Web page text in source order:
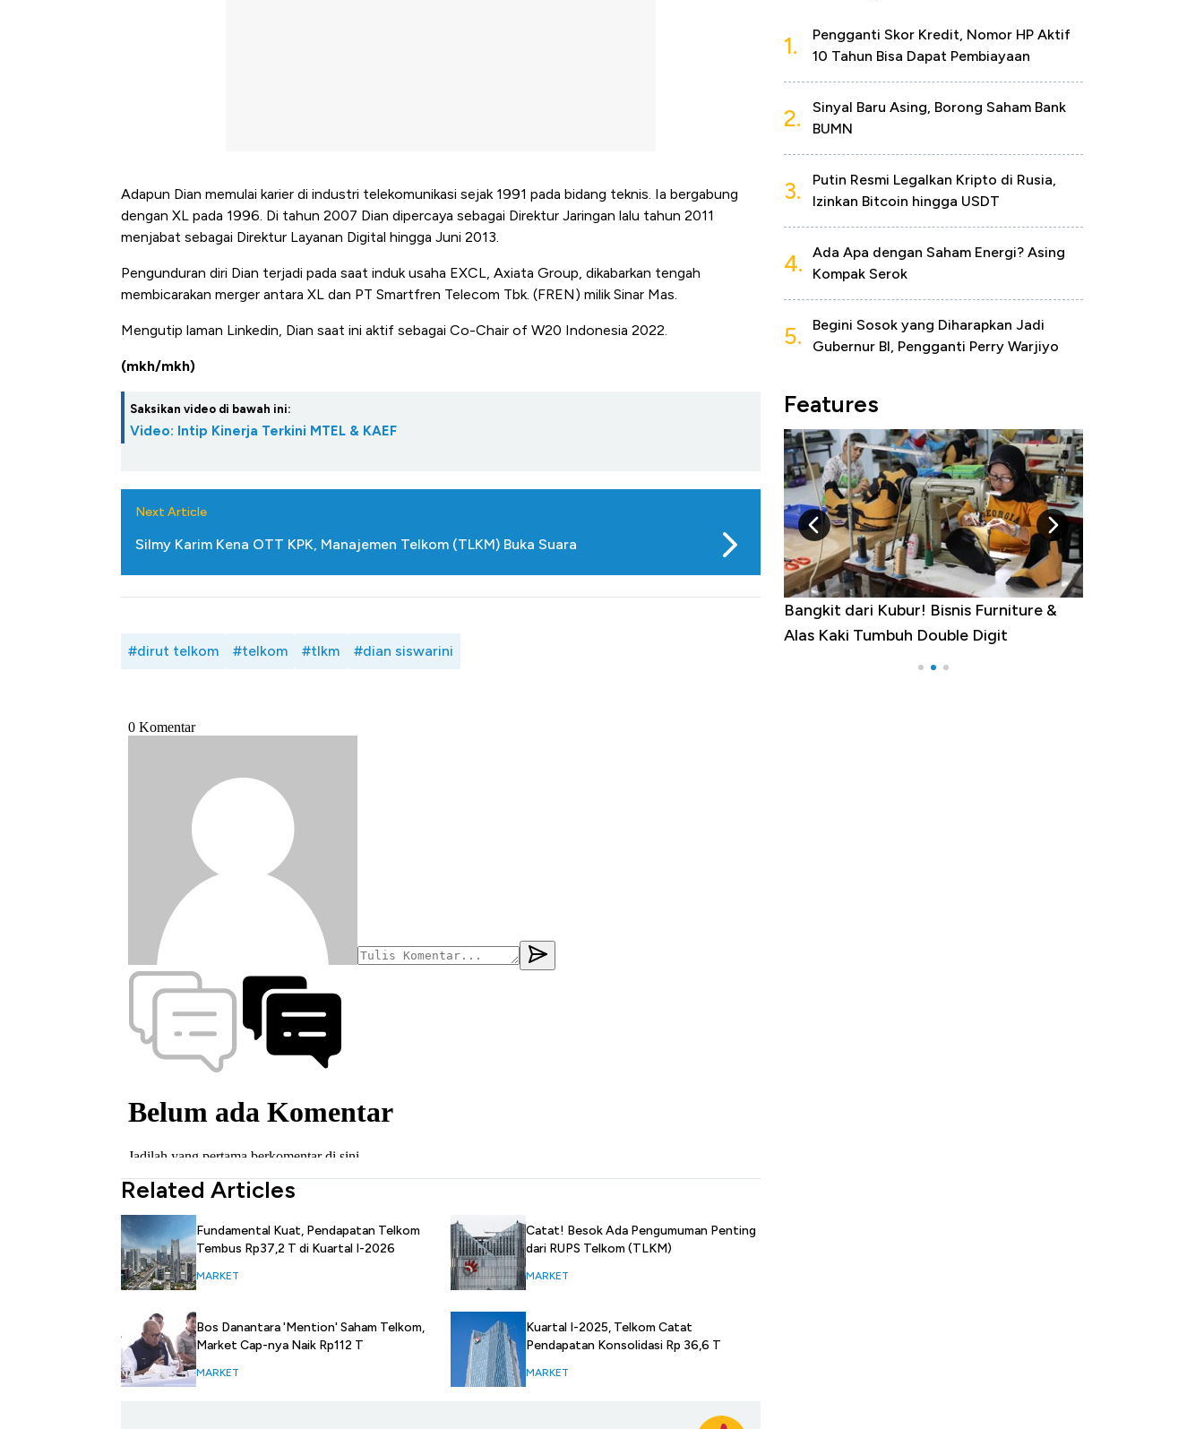
Adapun Dian memulai karier di industri telekomunikasi sejak 1991 pada bidang teknis. Ia bergabung
dengan XL pada 1996. Di tahun 2007 Dian dipercaya sebagai Direktur Jaringan lalu tahun 2011
menjabat sebagai Direktur Layanan Digital hingga Juni 2013.
Pengunduran diri Dian terjadi pada saat induk usaha EXCL, Axiata Group, dikabarkan tengah
membicarakan merger antara XL dan PT Smartfren Telecom Tbk. (FREN) milik Sinar Mas.
Mengutip laman Linkedin, Dian saat ini aktif sebagai Co-Chair of W20 Indonesia 2022.
(mkh/mkh)
Saksikan video di bawah ini:
Video: Intip Kinerja Terkini MTEL & KAEF
Next Article
Silmy Karim Kena OTT KPK, Manajemen Telkom (TLKM) Buka Suara
#dirut telkom #telkom #tlkm #dian siswarini
Related Articles
Fundamental Kuat, Pendapatan Telkom
Tembus Rp37,2 T di Kuartal I-2026
MARKET
Bos Danantara 'Mention' Saham Telkom,
Market Cap-nya Naik Rp112 T
MARKET
Catat! Besok Ada Pengumuman Penting
dari RUPS Telkom (TLKM)
MARKET
Kuartal I-2025, Telkom Catat
Pendapatan Konsolidasi Rp 36,6 T
MARKET
1.
Pengganti Skor Kredit, Nomor HP Aktif
10 Tahun Bisa Dapat Pembiayaan
2.
Sinyal Baru Asing, Borong Saham Bank
BUMN
3.
Putin Resmi Legalkan Kripto di Rusia,
Izinkan Bitcoin hingga USDT
4.
Ada Apa dengan Saham Energi? Asing
Kompak Serok
5.
Begini Sosok yang Diharapkan Jadi
Gubernur BI, Pengganti Perry Warjiyo
Features
Bangkit dari Kubur! Bisnis Furniture &
Alas Kaki Tumbuh Double Digit